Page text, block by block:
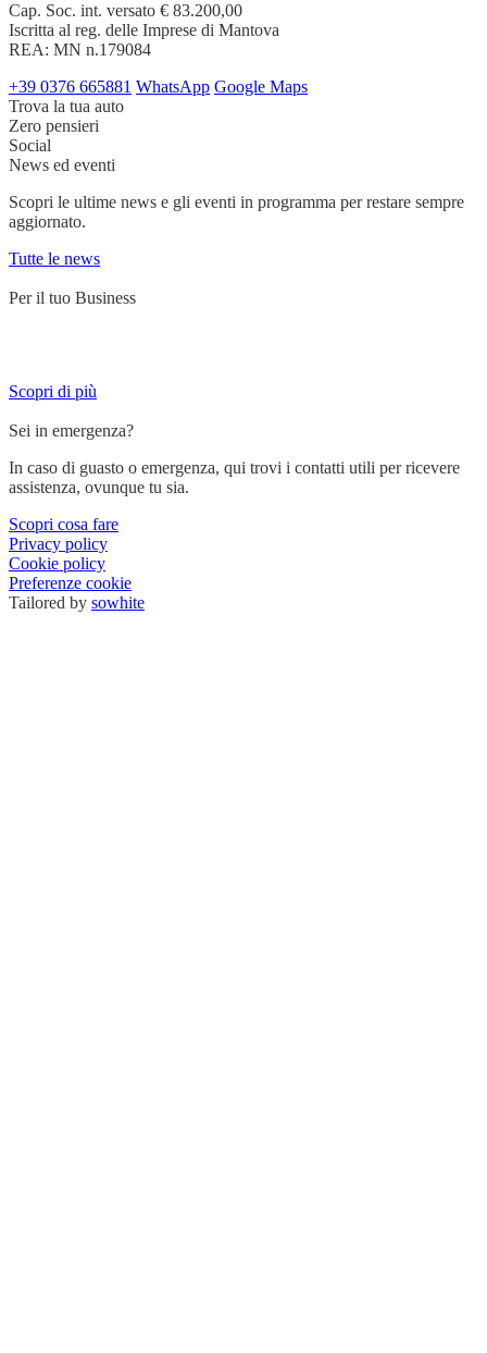
Cap. Soc. int. versato € 83.200,00
Iscritta al reg. delle Imprese di Mantova
REA: MN n.179084
+39 0376 665881 WhatsApp Google Maps
Trova la tua auto
Zero pensieri
Social
News ed eventi
Scopri le ultime news e gli eventi in programma per restare sempre
aggiornato.
Tutte le news
Per il tuo Business
Scopri di più
Sei in emergenza?
In caso di guasto o emergenza, qui trovi i contatti utili per ricevere
assistenza, ovunque tu sia.
Scopri cosa fare
Privacy policy
Cookie policy
Preferenze cookie
Tailored by sowhite